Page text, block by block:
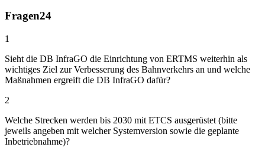
Fragen24
1
Sieht die DB InfraGO die Einrichtung von ERTMS weiterhin als
wichtiges Ziel zur Verbesserung des Bahnverkehrs an und welche
Maßnahmen ergreift die DB InfraGO dafür?
2
Welche Strecken werden bis 2030 mit ETCS ausgerüstet (bitte
jeweils angeben mit welcher Systemversion sowie die geplante
Inbetriebnahme)?